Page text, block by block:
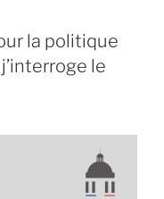
la politique
le